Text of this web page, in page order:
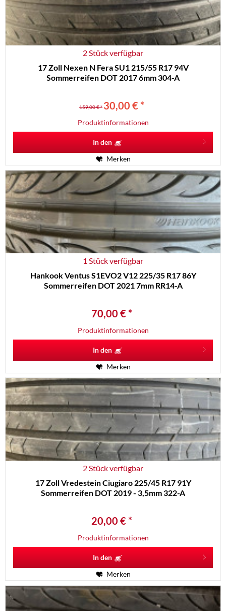
2 Stück verfügbar
17 Zoll Nexen N Fera SU1 215/55 R17 94V
Sommerreifen DOT 2017 6mm 304-A
159,00 € * 30,00 € *
Produktinformationen
In den
Merken
1 Stück verfügbar
Hankook Ventus S1EVO2 V12 225/35 R17 86Y
Sommerreifen DOT 2021 7mm RR14-A
70,00 € *
Produktinformationen
In den
Merken
2 Stück verfügbar
17 Zoll Vredestein Ciugiaro 225/45 R17 91Y
Sommerreifen DOT 2019 - 3,5mm 322-A
20,00 € *
Produktinformationen
In den
Merken